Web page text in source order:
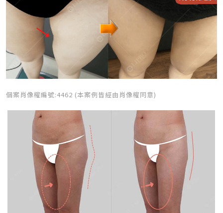
個案肖像權編號:4462 (本案例皆經由肖像權同意)